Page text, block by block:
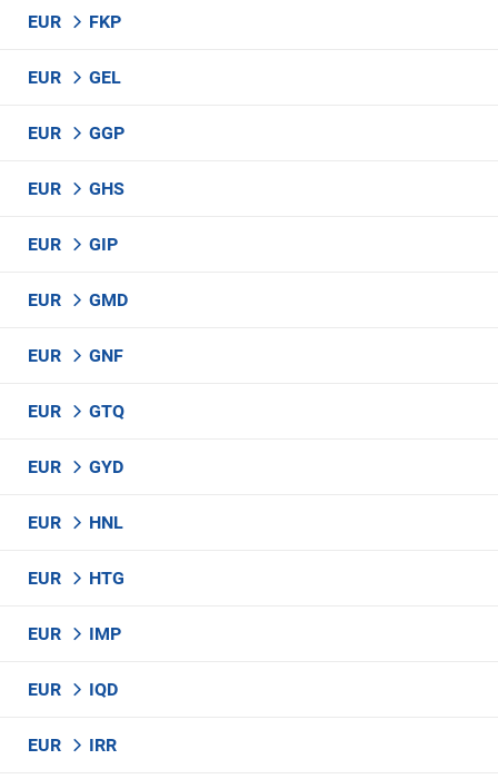
EUR FKP
EUR GEL
EUR GGP
EUR GHS
EUR GIP
EUR GMD
EUR GNF
EUR GTQ
EUR GYD
EUR HNL
EUR HTG
EUR IMP
EUR IQD
EUR IRR